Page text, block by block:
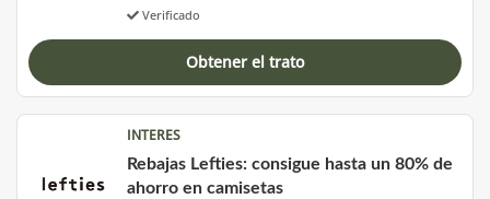
Verificado
Obtener el trato
INTERES
Rebajas Lefties: consigue hasta un 80% de
ahorro en camisetas